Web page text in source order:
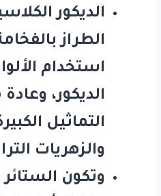
الديكور
الطراز
استخدام
الديكور،
التماثيل
والزهريات
وتكون الستائر